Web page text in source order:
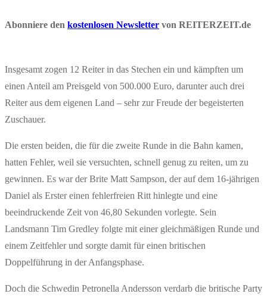
Abonniere den kostenlosen Newsletter von REITERZEIT.de
Insgesamt zogen 12 Reiter in das Stechen ein und kämpften um
einen Anteil am Preisgeld von 500.000 Euro, darunter auch drei
Reiter aus dem eigenen Land – sehr zur Freude der begeisterten
Zuschauer.
Die ersten beiden, die für die zweite Runde in die Bahn kamen,
hatten Fehler, weil sie versuchten, schnell genug zu reiten, um zu
gewinnen. Es war der Brite Matt Sampson, der auf dem 16-jährigen
Daniel als Erster einen fehlerfreien Ritt hinlegte und eine
beeindruckende Zeit von 46,80 Sekunden vorlegte. Sein
Landsmann Tim Gredley folgte mit einer gleichmäßigen Runde und
einem Zeitfehler und sorgte damit für einen britischen
Doppelführung in der Anfangsphase.
Doch die Schwedin Petronella Andersson verdarb die britische Party